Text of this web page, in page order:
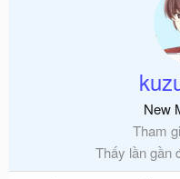
New
Tham
Thấy lần gần